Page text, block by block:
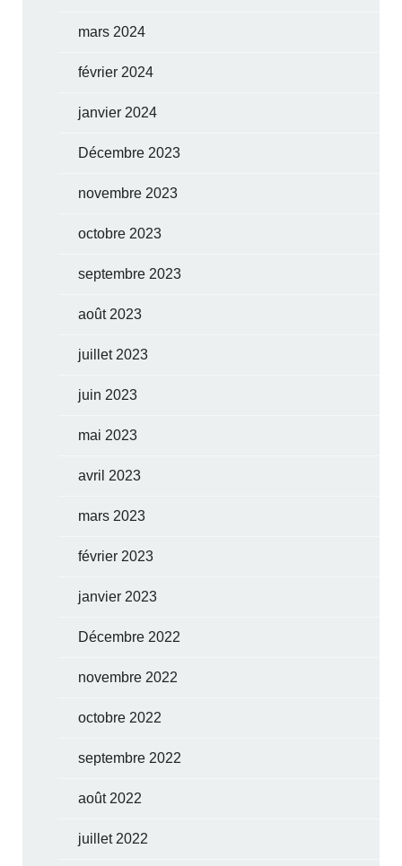
mars 2024
février 2024
janvier 2024
Décembre 2023
novembre 2023
octobre 2023
septembre 2023
août 2023
juillet 2023
juin 2023
mai 2023
avril 2023
mars 2023
février 2023
janvier 2023
Décembre 2022
novembre 2022
octobre 2022
septembre 2022
août 2022
juillet 2022